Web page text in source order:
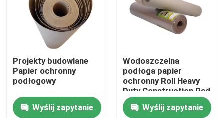
Produkty
Papier ochronny do podłóg
Tymczasowa rolka zabezpieczająca podłogę
Ochrona podłogi z papieru kraft
Projekty budowlane
Papier ochronny
podłogowy
Wyślij zapytanie
Wodoszczelna
podłoga papier
ochronny Roll Heavy
Duty Construction Pad
23X23X82 Cm
Wyślij zapytanie